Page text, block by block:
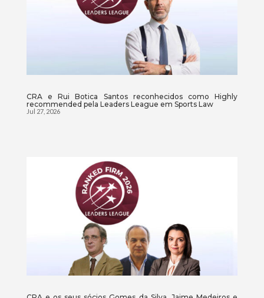
CRA e Rui Botica Santos reconhecidos como Highly
recommended pela Leaders League em Sports Law
Jul 27, 2026